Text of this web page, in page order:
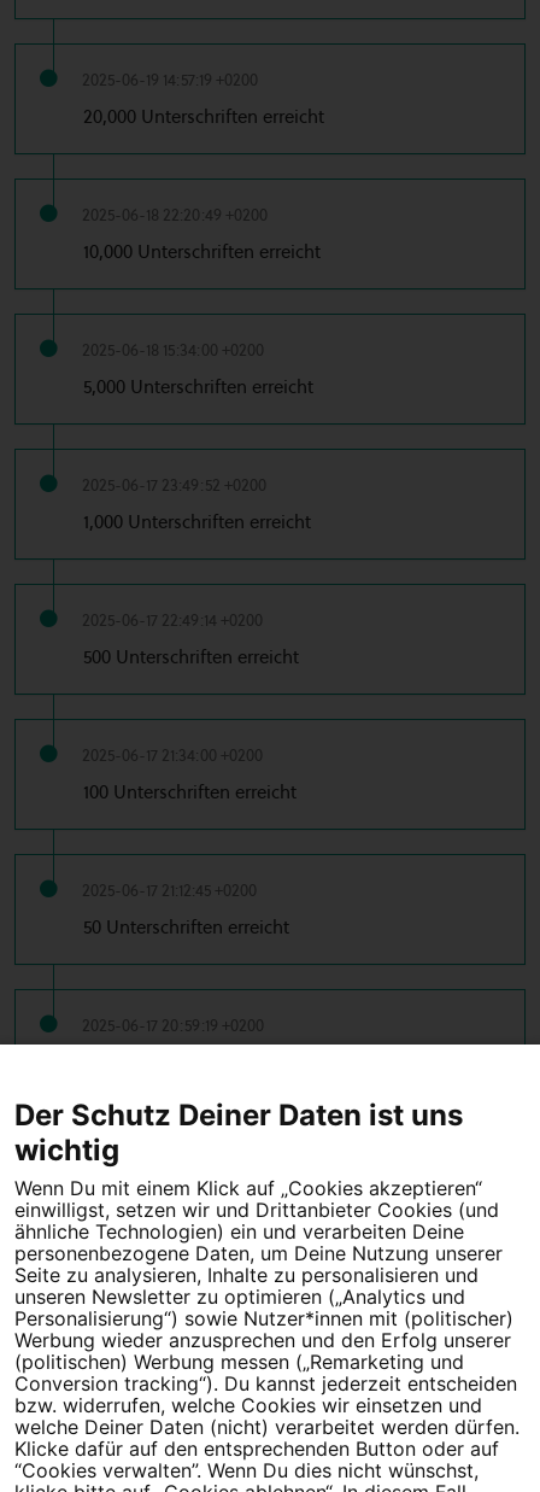
2025-06-19 14:57:19 +0200
20,000 Unterschriften erreicht
2025-06-18 22:20:49 +0200
10,000 Unterschriften erreicht
2025-06-18 15:34:00 +0200
5,000 Unterschriften erreicht
2025-06-17 23:49:52 +0200
1,000 Unterschriften erreicht
2025-06-17 22:49:14 +0200
500 Unterschriften erreicht
2025-06-17 21:34:00 +0200
100 Unterschriften erreicht
2025-06-17 21:12:45 +0200
50 Unterschriften erreicht
2025-06-17 20:59:19 +0200
← Vorherige
Tipps für deine Petition
Darum WeAct
Partnerprogramm
Erfolgreiche Petitionen
FAQs
Nutzungsbedingungen
Datenschutz
Impressum
Cookie-Einstellungen
Der Schutz Deiner Daten ist uns
wichtig
Wenn Du mit einem Klick auf „Cookies akzeptieren“
einwilligst, setzen wir und Drittanbieter Cookies (und
ähnliche Technologien) ein und verarbeiten Deine
personenbezogene Daten, um Deine Nutzung unserer
Seite zu analysieren, Inhalte zu personalisieren und
unseren Newsletter zu optimieren („Analytics und
Personalisierung“) sowie Nutzer*innen mit (politischer)
Werbung wieder anzusprechen und den Erfolg unserer
(politischen) Werbung messen („Remarketing und
Conversion tracking“). Du kannst jederzeit entscheiden
bzw. widerrufen, welche Cookies wir einsetzen und
welche Deiner Daten (nicht) verarbeitet werden dürfen.
Klicke dafür auf den entsprechenden Button oder auf
“Cookies verwalten”. Wenn Du dies nicht wünschst,